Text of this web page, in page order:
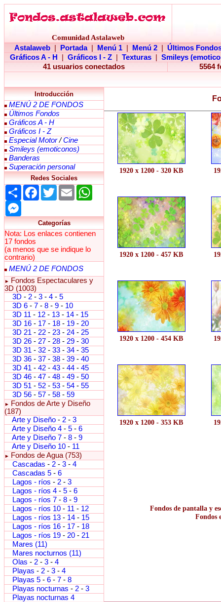
Comunidad Astalaweb
Astalaweb
Portada Menú 1 Menú 2
Últimos
Gráficos A - H
Gráficos I - Z Texturas
Smileys
41 usuarios conectados
5564
Introducción
MENÚ 2 DE FONDOS
Últimos Fondos
Gráficos A - H
Gráficos I - Z
Especial Motor/Cine
Smileys (emoticonos)
Banderas
Superación personal
Redes Sociales
Share Facebook
TwitterEmail
Categorías
Nota: Los enlaces contienen
17 fondos
(a menos que se indique lo
contrario)
MENÚ 2 DE FONDOS
►
Fondos Espectaculares y
3D (1003)
3D - 2 - 3 - 4 - 5
3D 6 - 7 - 8 - 9 - 10
3D 11 - 12 - 13 - 14 - 15
3D 16 - 17 - 18 - 19 - 20
3D 21 - 22 - 23 - 24 - 25
3D 26 - 27 - 28 - 29 - 30
3D 31 - 32 - 33 - 34 - 35
3D 36 - 37 - 38 - 39 - 40
3D 41 - 42 - 43 - 44 - 45
3D 46 - 47 - 48 - 49 - 50
3D 51 - 52 - 53 - 54 - 55
3D 56 - 57 - 58 - 59
►
Fondos de Arte y Diseño
(187)
Arte y Diseño - 2 - 3
Arte y Diseño 4 - 5 - 6
Arte y Diseño 7 - 8 - 9
Arte y Diseño 10 - 11
►
Fondos de Agua (753)
Cascadas - 2 - 3 - 4
Cascadas 5 - 6
Lagos - ríos - 2 - 3
Lagos - ríos 4 - 5 - 6
Lagos - ríos 7 - 8 - 9
Lagos - ríos 10 - 11 - 12
Lagos - ríos 13 - 14 - 15
Lagos - ríos 16 - 17 - 18
Lagos - ríos 19 - 20 - 21
Mares (11)
Mares nocturnos (11)
Olas - 2 - 3 - 4
Playas - 2 - 3 - 4
Playas 5 - 6 - 7 - 8
Playas nocturnas - 2 - 3
Playas nocturnas 4
1920 x 1200 - 320 KB
1920 x 1200 - 457 KB
1920 x 1200 - 454 KB
1920 x 1200 - 353 KB
Fondos de pantalla y
Fondos